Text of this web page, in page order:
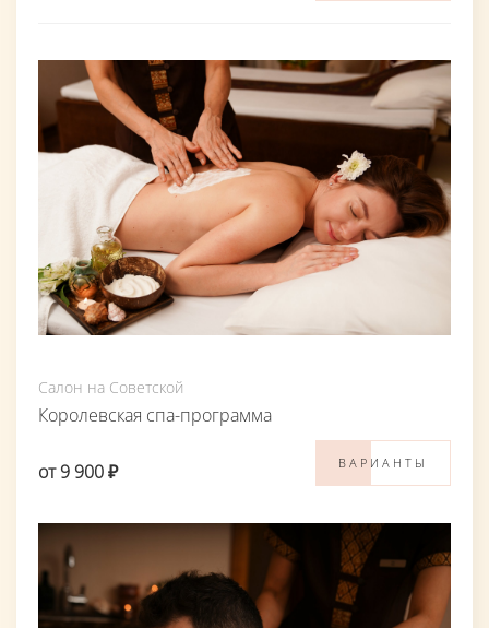
Салон на Советской
Королевская спа-программа
от 9 900 ₽ ВАРИАНТЫ